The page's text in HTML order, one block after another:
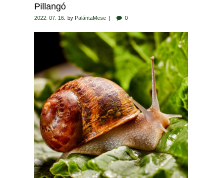
Pillangó
2022. 07. 16. by PalántaMese 0